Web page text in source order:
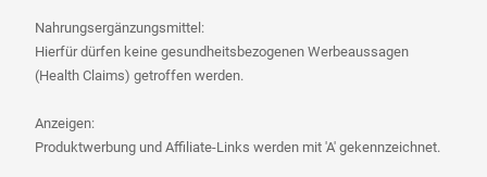
Nahrungsergänzungsmittel:
Hierfür dürfen keine gesundheitsbezogenen Werbeaussagen
(Health Claims) getroffen werden.
Anzeigen:
Produktwerbung und Affiliate-Links werden mit 'A' gekennzeichnet.